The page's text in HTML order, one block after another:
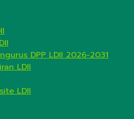
DPP LDII 2026-2031
LDII
LDII